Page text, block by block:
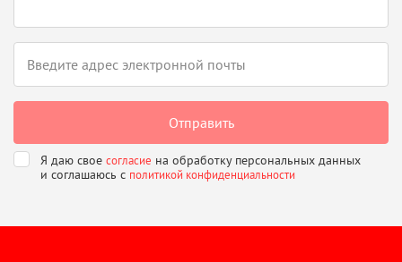
Я даю свое согласие на обработку персональных данных
и соглашаюсь с политикой конфиденциальности